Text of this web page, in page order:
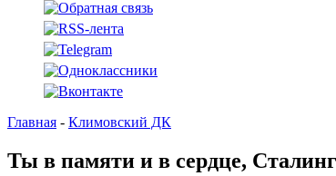
Главная - Климовский ДК
Ты в памяти и в сердце,